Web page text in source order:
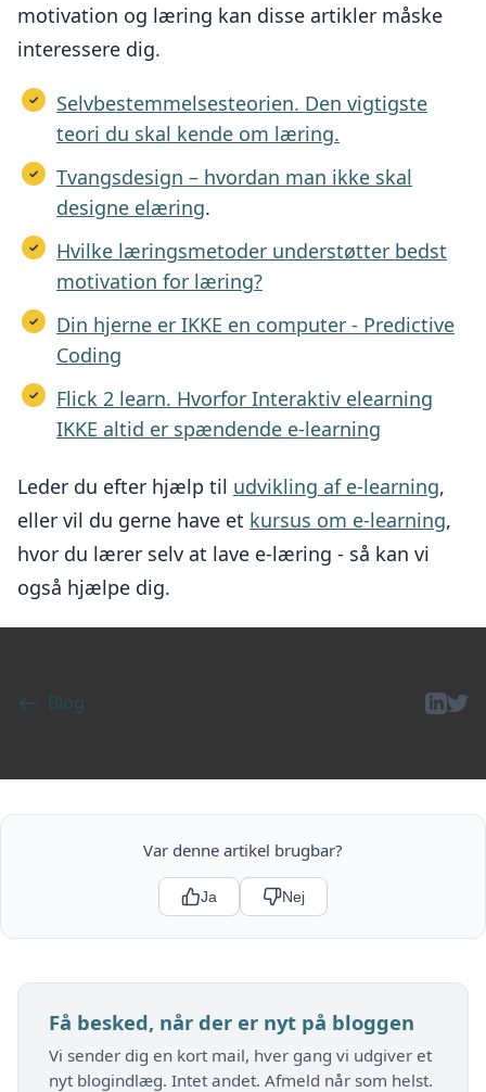
motivation og læring kan disse artikler måske
interessere dig.
Selvbestemmelsesteorien. Den vigtigste
teori du skal kende om læring.
Tvangsdesign – hvordan man ikke skal
designe elæring.
Hvilke læringsmetoder understøtter bedst
motivation for læring?
Din hjerne er IKKE en computer - Predictive
Coding
Flick 2 learn. Hvorfor Interaktiv elearning
IKKE altid er spændende e-learning
Leder du efter hjælp til udvikling af e-learning,
eller vil du gerne have et kursus om e-learning,
hvor du lærer selv at lave e-læring - så kan vi
også hjælpe dig.
Blog
Var denne artikel brugbar?
Ja Nej
Få besked, når der er nyt på bloggen
Vi sender dig en kort mail, hver gang vi udgiver et
nyt blogindlæg. Intet andet. Afmeld når som helst.